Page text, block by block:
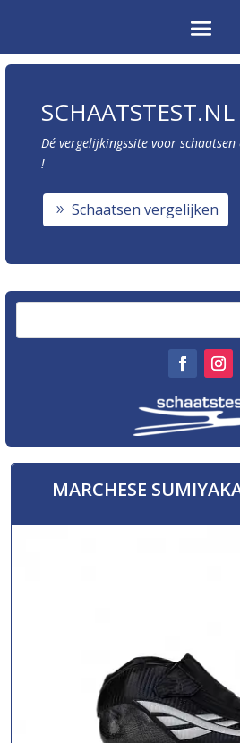
SCHAATSTEST.NL
Dé vergelijkingssite voor
!
Schaatsen vergelijken
MARCHESE